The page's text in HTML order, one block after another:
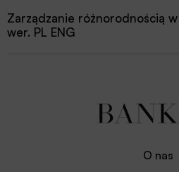
Zarządzanie różnorodnością
wer. PL ENG
O nas